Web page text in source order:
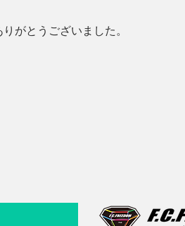
がとうございました。